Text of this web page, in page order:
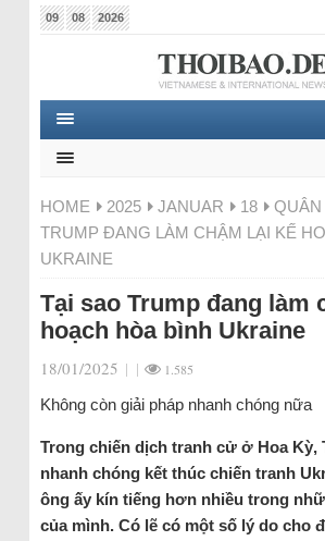
09 08 2026
HOME 2025 JANUAR 18
TRUMP ĐANG LÀM CHẬM LẠI KẾ
UKRAINE
Tại sao Trump đang làm
hoạch hòa bình Ukraine
18/01/2025 | | 1.585
Không còn giải pháp nhanh chóng nữa
Trong chiến dịch tranh cử ở Hoa Kỳ,
nhanh chóng kết thúc chiến tranh
ông ấy kín tiếng hơn nhiều trong
của mình. Có lẽ có một số lý do cho